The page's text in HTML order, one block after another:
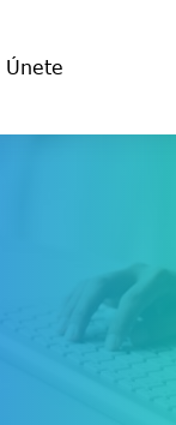
Únete